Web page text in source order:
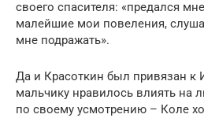
своего спасителя: «предался
малейшие мои повеления,
мне подражать».
Да и Красоткин был привязан
мальчику нравилось влиять на
по своему усмотрению – Коле